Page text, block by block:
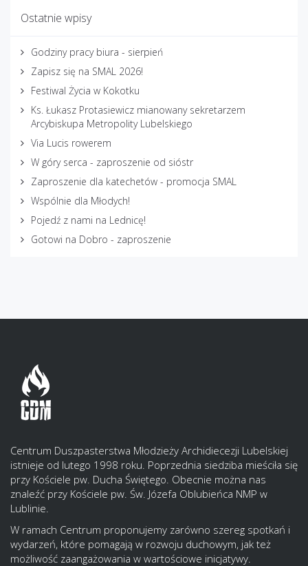
Ostatnie wpisy
Godziny pracy biura - sierpień
Zapisz się na SMAL 2026!
Festiwal Życia w Kokotku
Ks. Łukasz Protasiewicz mianowany sekretarzem
Arcybiskupa Metropolity Lubelskiego
Via Lucis rowerem
W góry serca - zaproszenie od sióstr
Zaproszenie dla katechetów - promocja SMAL
Wspólnie dla Młodych!
Pojedź z nami na Lednicę!
Gotowi na Dobro - zaproszenie
Centrum Duszpasterstwa Młodzieży Archidiecezji Lubelskiej
istnieje od lutego 1998 roku. Poprzednia siedziba mieściła się
przy Kościele pw. Ducha Świętego. Obecnie można nas
znaleźć przy Kościele pw. Św. Józefa Oblubieńca NMP w
Lublinie.
W ramach Centrum proponujemy zarówno szereg spotkań i
wydarzeń, które pomagają w rozwoju duchowym, jak też
możliwość zaangażowania w wartościowe inicjatywy.